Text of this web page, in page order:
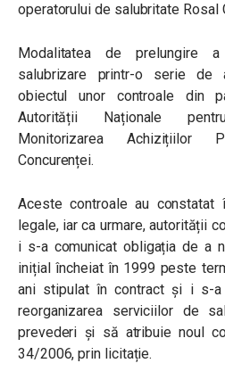
operatorului de salubritate Rosal
Modalitatea de prelungire
salubrizare printr-o serie de
obiectul unor controale din
Autorității Naționale
Monitorizarea Achizițiilor
Concurenței.
Aceste controale au constatat
legale, iar ca urmare, autorității
i s-a comunicat obligația de a
inițial încheiat în 1999 peste
ani stipulat în contract și i s-a
reorganizarea serviciilor de
prevederi și să atribuie noul
34/2006, prin licitație.